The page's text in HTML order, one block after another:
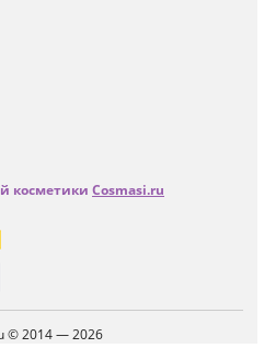
косметики Cosmasi.ru
© 2014 — 2026